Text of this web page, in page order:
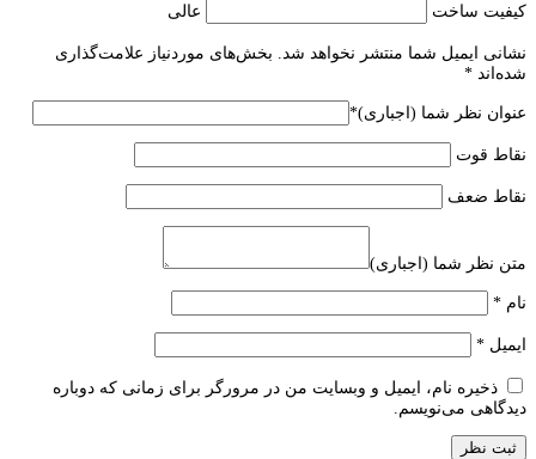
کیفیت ساخت
عالی
نشانی ایمیل شما منتشر نخواهد شد. بخش‌های موردنیاز علامت‌گذاری
شده‌اند *
عنوان نظر شما (اجباری)*
نقاط قوت
نقاط ضعف
متن نظر شما (اجباری)
نام *
ایمیل *
ذخیره نام، ایمیل و وبسایت من در مرورگر برای زمانی که دوباره
دیدگاهی می‌نویسم.